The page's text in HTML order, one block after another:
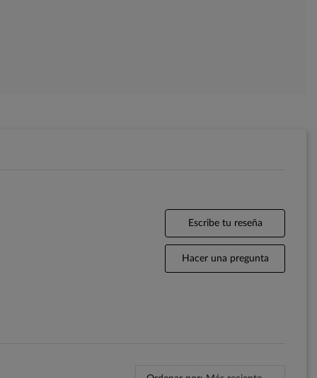
Escribe tu reseña
Hacer una pregunta